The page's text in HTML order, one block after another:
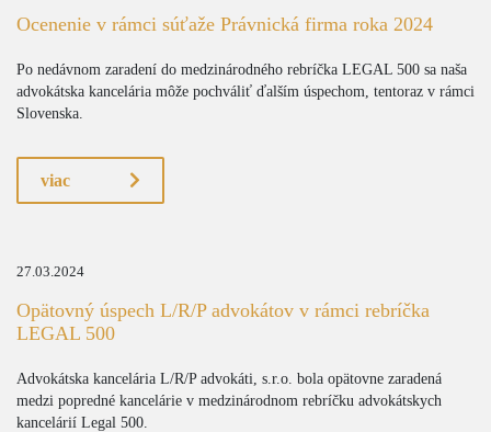
Ocenenie v rámci súťaže Právnická firma roka 2024
Po nedávnom zaradení do medzinárodného rebríčka LEGAL 500 sa naša
advokátska kancelária môže pochváliť ďalším úspechom, tentoraz v rámci
Slovenska.
viac
27.03.2024
Opätovný úspech L/R/P advokátov v rámci rebríčka
LEGAL 500
Advokátska kancelária L/R/P advokáti, s.r.o. bola opätovne zaradená
medzi popredné kancelárie v medzinárodnom rebríčku advokátskych
kancelárií Legal 500.